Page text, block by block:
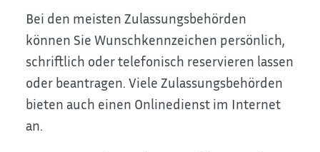
Bei den meisten Zulassungsbehörden
können Sie Wunschkennzeichen persönlich,
schriftlich oder telefonisch reservieren lassen
oder beantragen. Viele Zulassungsbehörden
bieten auch einen Onlinedienst im Internet
an.